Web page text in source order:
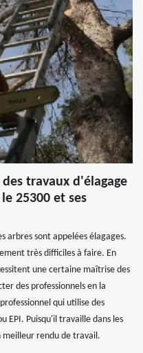
travaux d'élagage
25300 et ses
arbres sont appelées élagages.
très difficiles à faire. En
une certaine maîtrise des
des professionnels en la
qui utilise des
EPI. Puisqu'il travaille dans les
rendu de travail.